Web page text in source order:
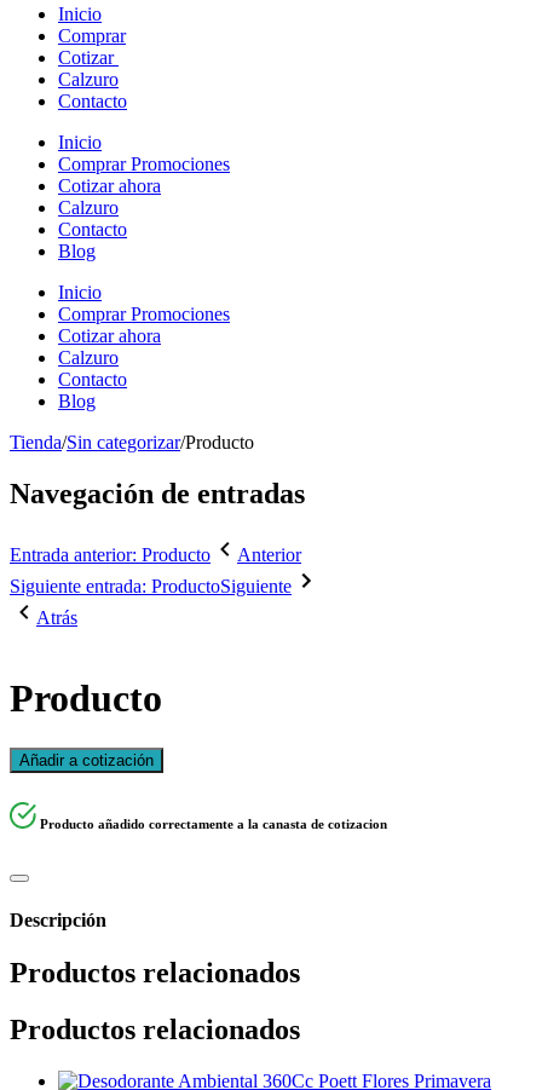
Inicio
Comprar
Cotizar
Calzuro
Contacto
Inicio
Comprar Promociones
Cotizar ahora
Calzuro
Contacto
Blog
Inicio
Comprar Promociones
Cotizar ahora
Calzuro
Contacto
Blog
Tienda/Sin categorizar/Producto
Navegación de entradas
Entrada anterior: Producto
Anterior
Siguiente entrada: ProductoSiguiente
Atrás
Producto
Añadir a cotización
Producto añadido correctamente a la canasta de cotizacion
Descripción
Productos relacionados
Productos relacionados